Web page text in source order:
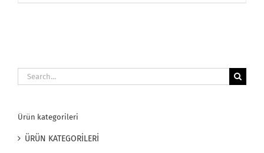
Search
for:
Ürün kategorileri
ÜRÜN KATEGORİLERİ